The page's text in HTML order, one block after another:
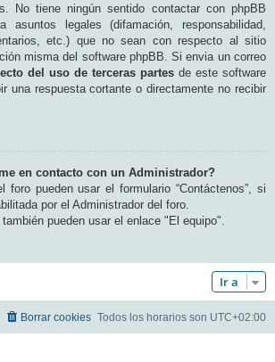
No tiene ningún sentido contactar con phpBB
asuntos legales (difamación, responsabilidad,
etc.) que no sean con respecto al sitio
misma del software phpBB. Si envia un correo
del uso de terceras partes de este software
una respuesta cortante o directamente no recibir
en contacto con un Administrador?
foro pueden usar el formulario “Contáctenos”, si
por el Administrador del foro.
pueden usar el enlace "El equipo".
Ir a
Todos los horarios son UTC+02:00
Borrar cookies